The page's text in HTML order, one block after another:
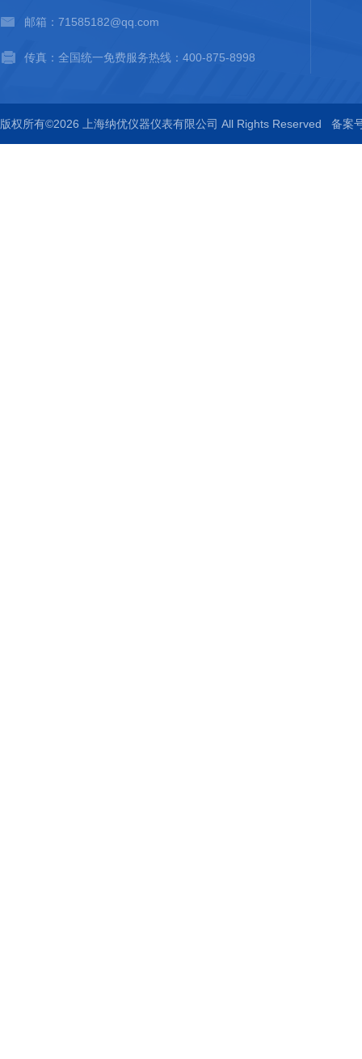
邮箱：71585182@qq.com
传真：全国统一免费服务热线：400-875-8998
版权所有©2026 上海纳优仪器仪表有限公司 All Rights Reserved 备案